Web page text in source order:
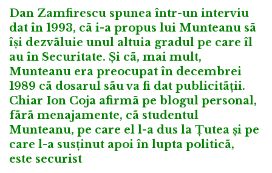
Dan Zamfirescu spunea într-un interviu
dat în 1993, cã i-a propus lui Munteanu sã
își dezvãluie unul altuia gradul pe care îl
au în Securitate. Și cã, mai mult,
Munteanu era preocupat în decembrei
1989 cã dosarul sãu va fi dat publicitãții.
Chiar Ion Coja afirmã pe blogul personal,
fãrã menajamente, cã studentul
Munteanu, pe care el l-a dus la Țutea și pe
care l-a susținut apoi în lupta politicã,
este securist